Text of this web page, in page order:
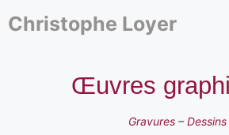
contenu
Christophe Loyer
Œuvres
Gravures –Dessins